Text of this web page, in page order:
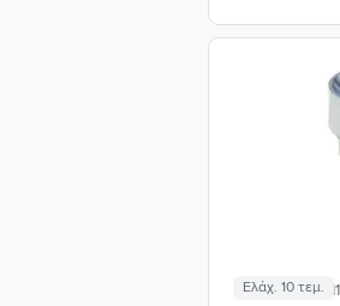
Κωδικός:
Ελάχ. 10 τεμ.